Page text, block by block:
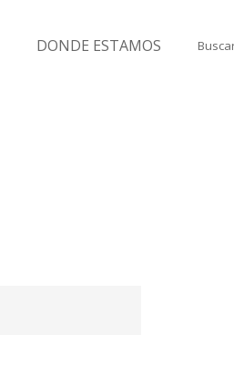
DONDE ESTAMOS